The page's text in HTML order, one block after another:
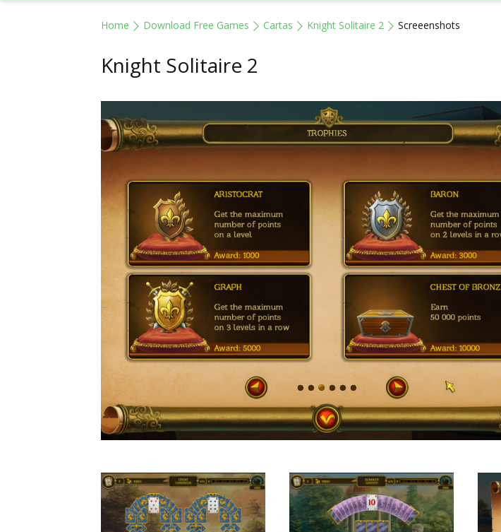
Home Download Free Games Cartas Knight Solitaire 2 Screeenshots
Knight Solitaire 2